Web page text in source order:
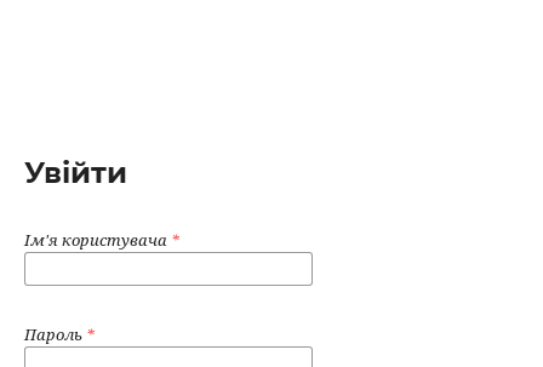
Увійти
Ім'я користувача *
Пароль *